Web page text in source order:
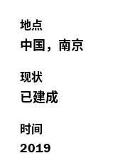
地点
中国，南京
现状
已建成
时间
2019